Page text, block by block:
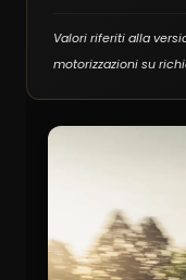
Valori riferiti alla
motorizzazioni su